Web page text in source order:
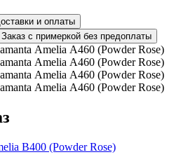
и оплаты
Заказ с примеркой без предоплаты
B400 (Powder Rose)